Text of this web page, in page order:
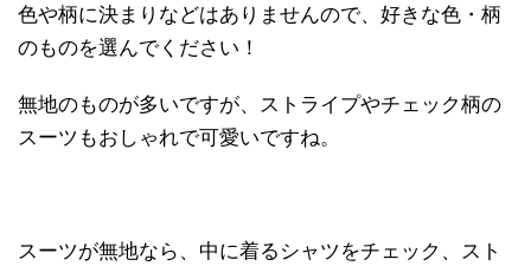
色や柄に決まりなどはありませんので、好きな色・柄
のものを選んでください！
無地のものが多いですが、ストライプやチェック柄の
スーツもおしゃれで可愛いですね。
スーツが無地なら、中に着るシャツをチェック、スト